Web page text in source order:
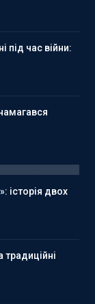
під час війни:
історія двох